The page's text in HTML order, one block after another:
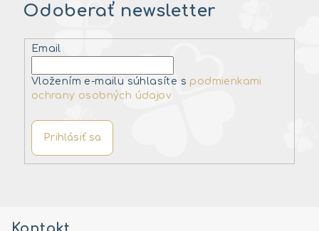
Odoberať newsletter
Email
Vložením e-mailu súhlasíte s podmienkami
ochrany osobných údajov
Prihlásiť sa